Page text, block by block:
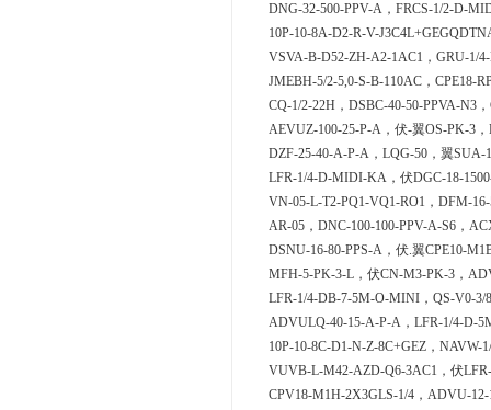
DNG-32-500-PPV-A，FRCS-1/2-D-
10P-10-8A-D2-R-V-
VSVA-B-D52-ZH-A2-1AC1，GRU-1/
JMEBH-5/2-5,0-S-B-110AC，CPE18-
CQ-1/2-22H，DSBC-40-50-PPVA-N3
AEVUZ-100-25-P-A，伏-翼OS-PK-3
DZF-25-40-A-P-A，LQG-50，翼SUA-
LFR-1/4-D-MIDI-KA，伏DGC-18-
VN-05-L-T2-PQ1-VQ1-RO1，DFM-
AR-05，DNC-100-100-PPV-A-S6，
DSNU-16-80-PPS-A，伏.翼CPE10-
MFH-5-PK-3-L，伏CN-M3-PK-3，
LFR-1/4-DB-7-5M-O-MINI，QS-V0-3/
ADVULQ-40-15-A-P-A，LFR-1/4-D-
10P-10-8C-D1-N-Z-8C+GEZ，NAVW-
VUVB-L-M42-AZD-Q6-3AC1，伏
CPV18-M1H-2X3GLS-1/4，ADVU-